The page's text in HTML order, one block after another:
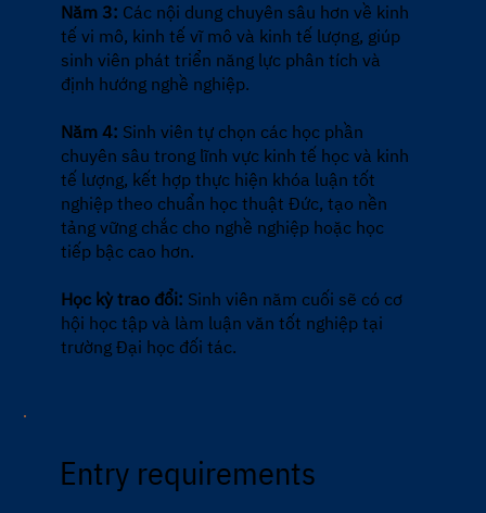
Năm 3: Các nội dung chuyên sâu hơn về kinh
tế vi mô, kinh tế vĩ mô và kinh tế lượng, giúp
sinh viên phát triển năng lực phân tích và
định hướng nghề nghiệp.
Năm 4: Sinh viên tự chọn các học phần
chuyên sâu trong lĩnh vực kinh tế học và kinh
tế lượng, kết hợp thực hiện khóa luận tốt
nghiệp theo chuẩn học thuật Đức, tạo nền
tảng vững chắc cho nghề nghiệp hoặc học
tiếp bậc cao hơn.
Học kỳ trao đổi: Sinh viên năm cuối sẽ có cơ
hội học tập và làm luận văn tốt nghiệp tại
trường Đại học đối tác.
Entry requirements